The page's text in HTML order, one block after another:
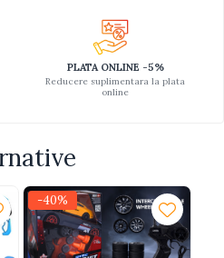
PLATA ONLINE -5%
Reducere suplimentara la plata
online
-40%